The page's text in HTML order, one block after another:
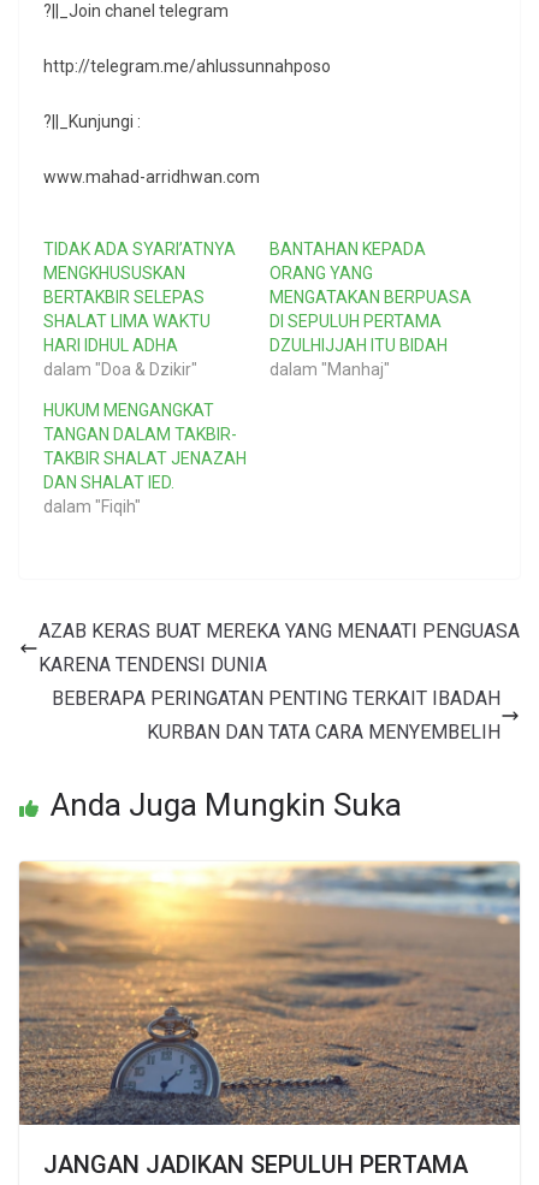
?||_Join chanel telegram
http://telegram.me/ahlussunnahposo
?||_Kunjungi :
www.mahad-arridhwan.com
TIDAK ADA SYARI’ATNYA
MENGKHUSUSKAN
BERTAKBIR SELEPAS
SHALAT LIMA WAKTU
HARI IDHUL ADHA
dalam "Doa & Dzikir"
BANTAHAN KEPADA
ORANG YANG
MENGATAKAN BERPUASA
DI SEPULUH PERTAMA
DZULHIJJAH ITU BIDAH
dalam "Manhaj"
HUKUM MENGANGKAT
TANGAN DALAM TAKBIR-
TAKBIR SHALAT JENAZAH
DAN SHALAT IED.
dalam "Fiqih"
AZAB KERAS BUAT MEREKA YANG MENAATI PENGUASA
KARENA TENDENSI DUNIA
BEBERAPA PERINGATAN PENTING TERKAIT IBADAH
KURBAN DAN TATA CARA MENYEMBELIH
Anda Juga Mungkin Suka
JANGAN JADIKAN SEPULUH PERTAMA